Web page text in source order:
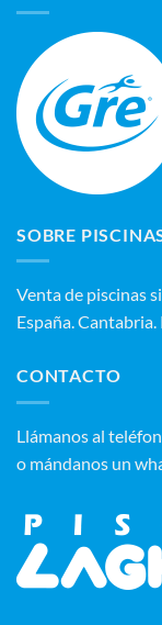
SOBRE
Venta de piscinas
España. Cantabria.
CONTACTO
‭Llámanos al
o mándanos un